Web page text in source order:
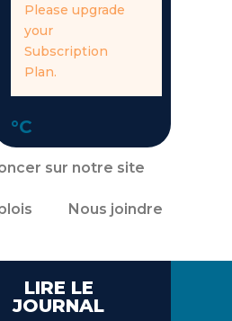
Please upgrade
your
Subscription
Plan.
°C
sur notre site
Nous joindre
LIRE LE
JOURNAL